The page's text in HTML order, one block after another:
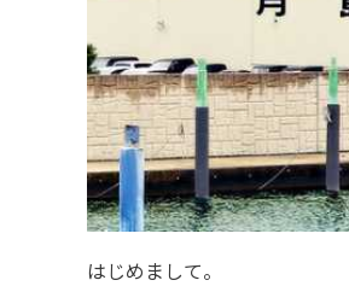
はじめまして。